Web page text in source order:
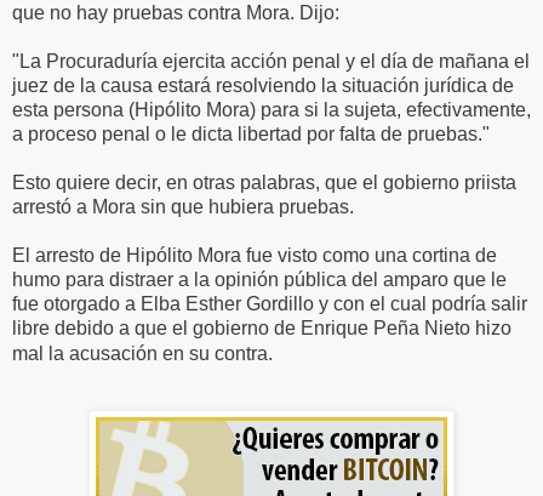
que no hay pruebas contra Mora. Dijo:
"La Procuraduría ejercita acción penal y el día de mañana el
juez de la causa estará resolviendo la situación jurídica de
esta persona (Hipólito Mora) para si la sujeta, efectivamente,
a proceso penal o le dicta libertad por falta de pruebas."
Esto quiere decir, en otras palabras, que el gobierno priista
arrestó a Mora sin que hubiera pruebas.
El arresto de Hipólito Mora fue visto como una cortina de
humo para distraer a la opinión pública del amparo que le
fue otorgado a Elba Esther Gordillo y con el cual podría salir
libre debido a que el gobierno de Enrique Peña Nieto hizo
mal la acusación en su contra.